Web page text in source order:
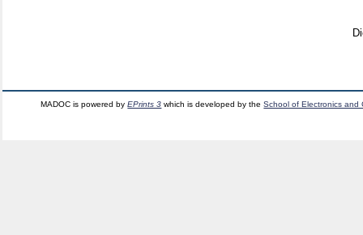
MADOC is powered byEPrints 3 which is developed by theSchool of Electronics and